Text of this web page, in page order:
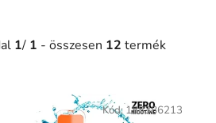
1/ 1 - összesen 12 termék
Kód:188386213